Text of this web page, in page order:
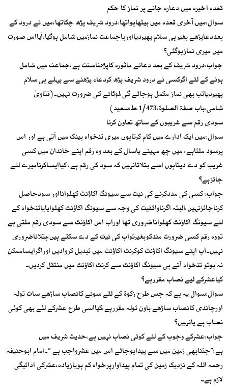
قعدہ اخیرہ میں دعارہ جانے پر نماز کا حکم
سوال:میں آخری قعدہ میں بیٹھاہواتھا،درود شریف پڑھ چکاتھا،میں نے درود کے
بعددعاپڑھے بغیرہی سلام پھیردیااورباجماعت نمازمیں شامل ہوگیا،آیااس صورت
میں میری نمازہوگئی؟
جواب:درود شریف کے بعد دعائے ماثورہ کاپڑھناسنت ہے،جماعت میں شامل
ہونے کے لئے اگرکسی نے درود شریف پڑھ کردعاء پڑھنے سے پہلے ہی سلام
پھیردیاتب بھی نماز مکمل ہوجائے گی،لوٹانے کی ضرورت نہیں۔(فتاویٰ
شامی،باب صفۃ الصلوۃ،1/473،ط:سعید)
سودی رقم سے غریبوں کے ساتھ تعاون کرنا
سوال:میں ایک ادارے میں کام کرتاہوں میری تنخواہ بینک میں آتی ہے اور اس
پرسود ملتاہے، میں چھ مہینے یاسال کے بعد وہ رقم اپنے خاندان میں کسی
غریب کو دے دیتاہوں اسے بتلاتانہیں کہ سود کی رقم ہے، کیاایساکرنامیرے لئے
جائزہے؟
جواب: کسی کی مددکرنے کی نیت سے سیونگ اکاؤنٹ کھلوانااور سودحاصل
کرناجائزنہیں،البتہ اگرناواقفیت کی وجہ سے سیونگ اکاؤنٹ کھلوایایاتنخواہ کے
لئے سیونگ اکاؤنٹ کھلواناضروری تھا اوراب اس اکاؤنٹ سے سودی رقم ملتی ہے
تووہ رقم کسی ضرورت مندکوبغیرثواب کی نیت کے دے سکتے ہیں،بتلاناضروری
نہیں۔آپ اپنے سیونگ اکاؤنٹ کوکرنٹ اکاؤنٹ میں تبدیل کروادیں اوراگرایساممکن
نہ ہوتو تنخواہ آتے ہی سیونگ اکاؤنٹ سے کرنٹ اکاؤنٹ میں منتقل کردیں۔
کیاعشرکے لیے نصاب مقررہے؟
سوال:سوال یہ ہے کہ جس طرح زکوۃ کے لئے سونے کانصاب ساڑھے سات تولہ
اورچاندی کانصاب ساڑھے باون تولہ مقررہے،کیااسی طرح عشرکے لئے بھی کوئی
نصاب ہے یانہیں؟
جواب:عشرکے وجوب کے لئے کوئی نصاب نہیں ہے،حدیث شریف میں
ہے:”جتنابھی زمین میں سے پیداہوجائے اس میں عشرواجب ہے ”۔امام ابوحنیفہ
رحمہ اللہ کے نزدیک زمین کی تمام پیداوارپرخواہ کم ہویازیادہ،عشرکی ادائیگی
لازم ہے۔